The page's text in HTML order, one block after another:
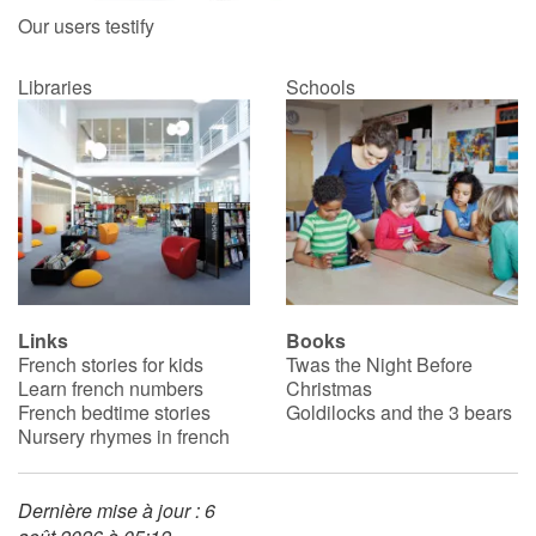
Our users testify
Libraries Schools
Links
French stories for kids
Learn french numbers
French bedtime stories
Nursery rhymes in french
Books
Twas the Night Before
Christmas
Goldilocks and the 3 bears
Dernière mise à jour : 6